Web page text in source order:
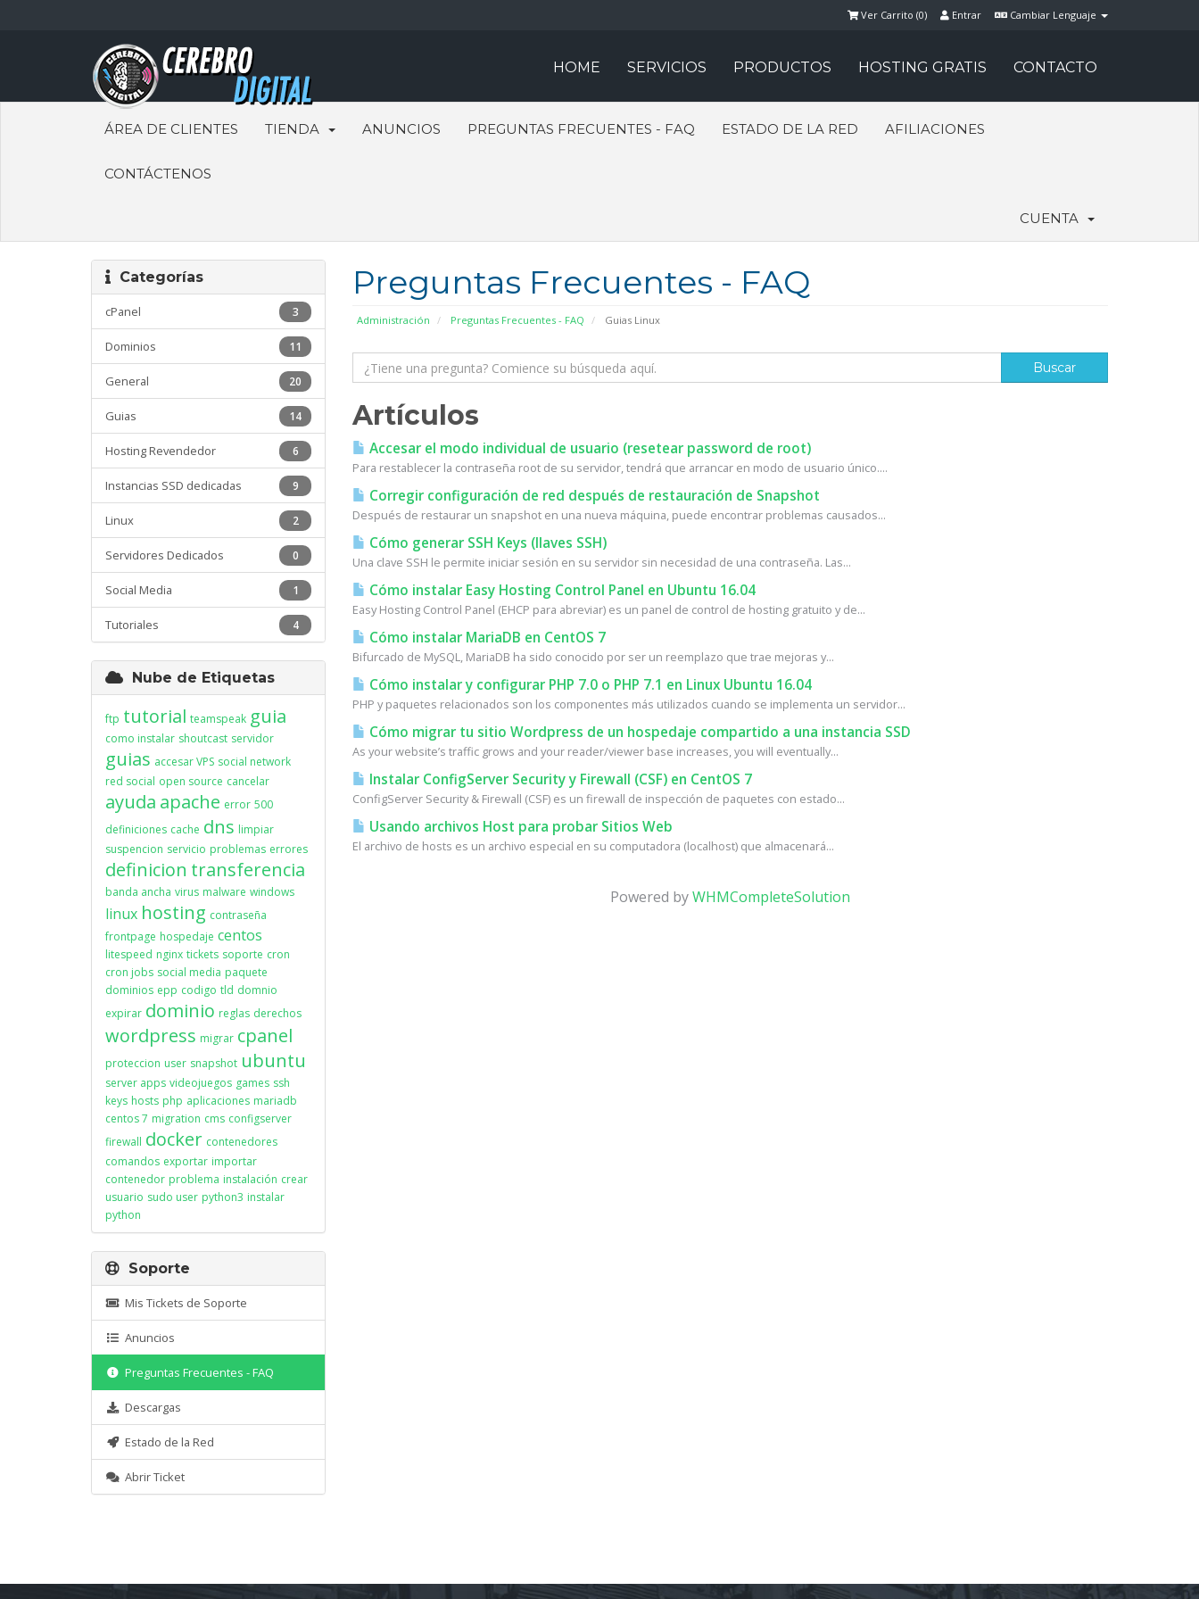
Cambiar Lenguaje
Entrar
Ver Carrito (0)
HOME SERVICIOS PRODUCTOS HOSTING GRATIS CONTACTO
ÁREA DE CLIENTES TIENDA ANUNCIOS PREGUNTAS FRECUENTES - FAQ ESTADO DE LA RED AFILIACIONES
CONTÁCTENOS
CUENTA
Preguntas Frecuentes - FAQ
Administración Preguntas Frecuentes - FAQ Guias Linux
Categorías
3
cPanel
11
Dominios
20
General
14
Guias
6
Hosting Revendedor
9
Instancias SSD dedicadas
2
Linux
0
Servidores Dedicados
1
Social Media
4
Tutoriales
Artículos
Accesar el modo individual de usuario (resetear password de root)
Para restablecer la contraseña root de su servidor, tendrá que arrancar en modo de usuario único....
Corregir configuración de red después de restauración de Snapshot
Después de restaurar un snapshot en una nueva máquina, puede encontrar problemas causados...
Cómo generar SSH Keys (llaves SSH)
Una clave SSH le permite iniciar sesión en su servidor sin necesidad de una contraseña. Las...
Cómo instalar Easy Hosting Control Panel en Ubuntu 16.04
Easy Hosting Control Panel (EHCP para abreviar) es un panel de control de hosting gratuito y de...
Cómo instalar MariaDB en CentOS 7
Bifurcado de MySQL, MariaDB ha sido conocido por ser un reemplazo que trae mejoras y...
Cómo instalar y configurar PHP 7.0 o PHP 7.1 en Linux Ubuntu 16.04
PHP y paquetes relacionados son los componentes más utilizados cuando se implementa un servidor...
Cómo migrar tu sitio Wordpress de un hospedaje compartido a una instancia SSD
As your website’s traffic grows and your reader/viewer base increases, you will eventually...
Instalar ConfigServer Security y Firewall (CSF) en CentOS 7
ConfigServer Security & Firewall (CSF) es un firewall de inspección de paquetes con estado...
Usando archivos Host para probar Sitios Web
El archivo de hosts es un archivo especial en su computadora (localhost) que almacenará...
Powered byWHMCompleteSolution
Nube de Etiquetas
ftp tutorial teamspeak guia
como instalar shoutcast servidor
guias accesar VPS social network
red social open source cancelar
ayuda apache error 500
definiciones cache dns limpiar
suspencion servicio problemas errores
definicion transferencia
banda ancha virus malware windows
linux hosting contraseña
frontpage hospedaje centos
litespeed nginx tickets soporte cron
cron jobs social media paquete
dominios epp codigo tld domnio
expirar dominio reglas derechos
wordpress migrar cpanel
proteccion user snapshot ubuntu
server apps videojuegos games ssh
keys hosts php aplicaciones mariadb
centos 7 migration cms configserver
firewall docker contenedores
comandos exportar importar
contenedor problema instalación crear
usuario sudo user python3 instalar
python
Soporte
Mis Tickets de Soporte
Anuncios
Preguntas Frecuentes - FAQ
Descargas
Estado de la Red
Abrir Ticket